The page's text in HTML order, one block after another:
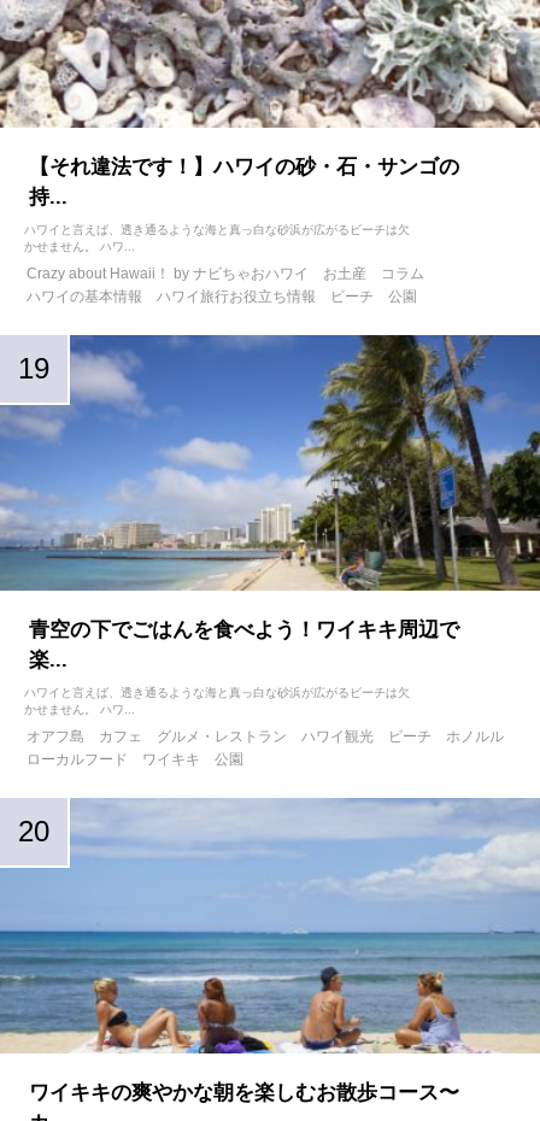
【それ違法です！】ハワイの砂・石・サンゴの
持...
ハワイと言えば、透き通るような海と真っ白な砂浜が広がるビーチは欠
かせません。 ハワ...
Crazy about Hawaii！ by ナビちゃおハワイ お土産
コラム
ハワイの基本情報
ハワイ旅行お役立ち情報 ビーチ 公園
青空の下でごはんを食べよう！ワイキキ周辺で
楽...
ハワイと言えば、透き通るような海と真っ白な砂浜が広がるビーチは欠
かせません。 ハワ...
オアフ島 カフェ グルメ・レストラン ハワイ観光 ビーチ
ホノルル
ローカルフード
ワイキキ 公園
ワイキキの爽やかな朝を楽しむお散歩コース〜